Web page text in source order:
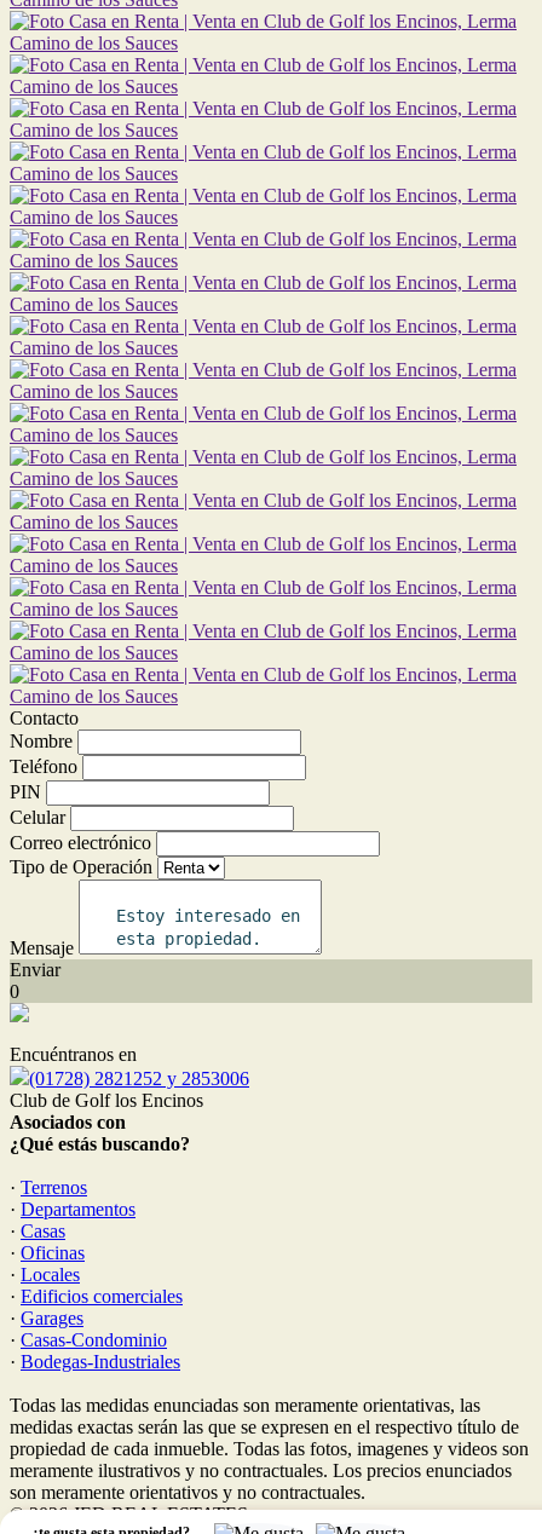
Contacto
Nombre
Teléfono
PIN
Celular
Correo electrónico
Tipo de Operación
Mensaje
Enviar
0
Encuéntranos en
(01728) 2821252 y 2853006
Club de Golf los Encinos
Asociados con
¿Qué estás buscando?
· Terrenos
· Departamentos
· Casas
· Oficinas
· Locales
· Edificios comerciales
· Garages
· Casas-Condominio
· Bodegas-Industriales
Todas las medidas enunciadas son meramente orientativas, las
medidas exactas serán las que se expresen en el respectivo título de
propiedad de cada inmueble. Todas las fotos, imagenes y videos son
meramente ilustrativos y no contractuales. Los precios enunciados
son meramente orientativos y no contractuales.
© 2026 JED REAL ESTATES.